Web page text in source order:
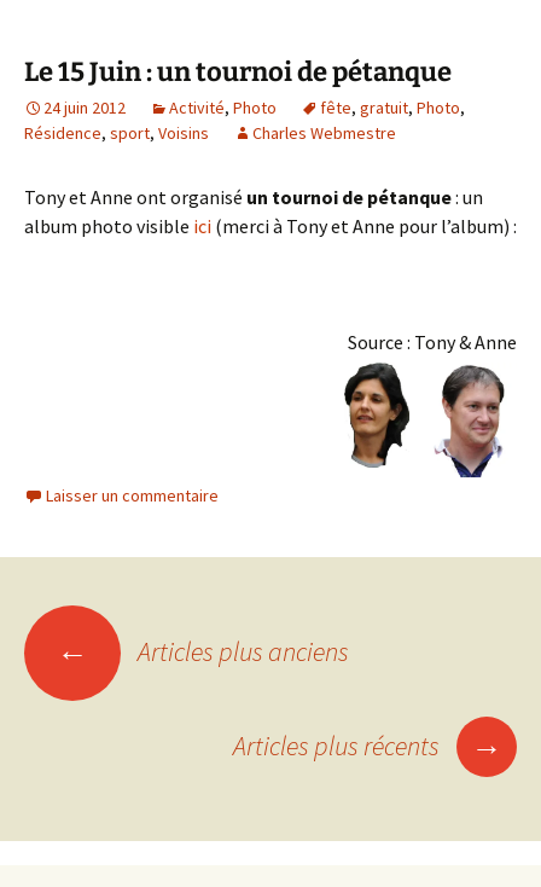
Le 15 Juin : un tournoi de pétanque
24 juin 2012 Activité, Photo fête, gratuit, Photo,
Résidence, sport, Voisins Charles Webmestre
Tony et Anne ont organisé un tournoi de pétanque: un
album photo visible ici (merci à Tony et Anne pour l’album) :
Source : Tony & Anne
Laisser un commentaire
Navigation
des
← Articles plus anciens
Articles plus récents →